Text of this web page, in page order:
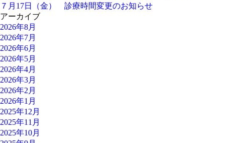
７月17日（金） 診療時間変更のお知らせ
アーカイブ
2026年8月
2026年7月
2026年6月
2026年5月
2026年4月
2026年3月
2026年2月
2026年1月
2025年12月
2025年11月
2025年10月